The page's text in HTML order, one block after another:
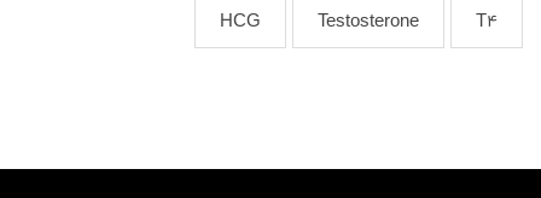
T4
Testosterone
HCG